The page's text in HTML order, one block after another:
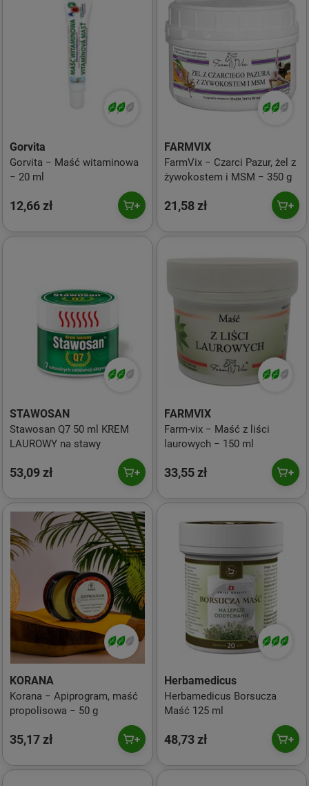
Gorvita
Gorvita − Maść witaminowa
− 20 ml
12,66 zł
FARMVIX
FarmVix − Czarci Pazur, żel z
żywokostem i MSM − 350 g
21,58 zł
STAWOSAN
Stawosan Q7 50 ml KREM
LAUROWY na stawy
53,09 zł
FARMVIX
Farm-vix − Maść z liści
laurowych − 150 ml
33,55 zł
KORANA
Korana − Apiprogram, maść
propolisowa − 50 g
35,17 zł
Herbamedicus
Herbamedicus Borsucza
Maść 125 ml
48,73 zł